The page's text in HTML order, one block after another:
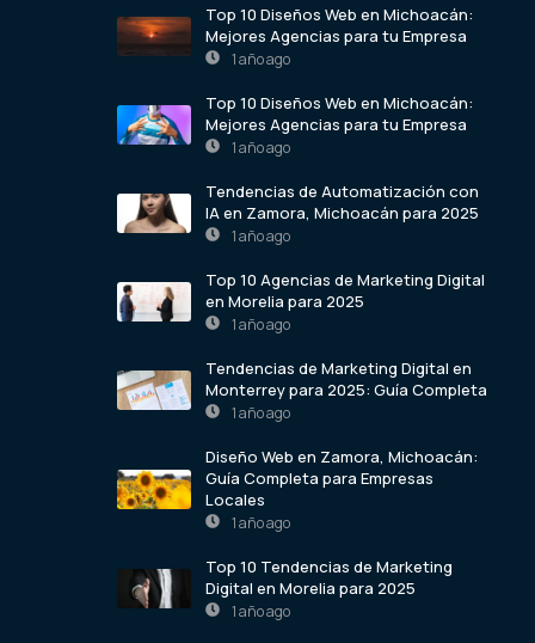
Top 10 Diseños Web en Michoacán:
Mejores Agencias para tu Empresa
1 año ago
Top 10 Diseños Web en Michoacán:
Mejores Agencias para tu Empresa
1 año ago
Tendencias de Automatización con
IA en Zamora, Michoacán para 2025
1 año ago
Top 10 Agencias de Marketing Digital
en Morelia para 2025
1 año ago
Tendencias de Marketing Digital en
Monterrey para 2025: Guía Completa
1 año ago
Diseño Web en Zamora, Michoacán:
Guía Completa para Empresas
Locales
1 año ago
Top 10 Tendencias de Marketing
Digital en Morelia para 2025
1 año ago